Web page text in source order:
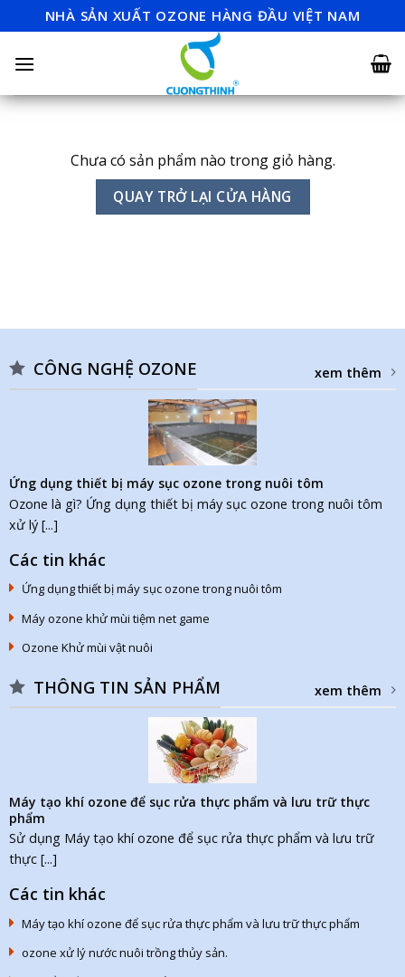
to
content
NHÀ SẢN XUẤT OZONE HÀNG ĐẦU VIỆT NAM
Chưa có sản phẩm nào trong giỏ hàng.
QUAY TRỞ LẠI CỬA HÀNG
CÔNG NGHỆ OZONE xem thêm
Ứng dụng thiết bị máy sục ozone trong nuôi tôm
Ozone là gì? Ứng dụng thiết bị máy sục ozone trong nuôi tôm
xử lý [...]
Các tin khác
Ứng dụng thiết bị máy sục ozone trong nuôi tôm
Máy ozone khử mùi tiệm net game
Ozone Khử mùi vật nuôi
THÔNG TIN SẢN PHẨM xem thêm
Máy tạo khí ozone để sục rửa thực phẩm và lưu trữ thực
phẩm
Sử dụng Máy tạo khí ozone để sục rửa thực phẩm và lưu trữ
thực [...]
Các tin khác
Máy tạo khí ozone để sục rửa thực phẩm và lưu trữ thực phẩm
ozone xử lý nước nuôi trồng thủy sản.